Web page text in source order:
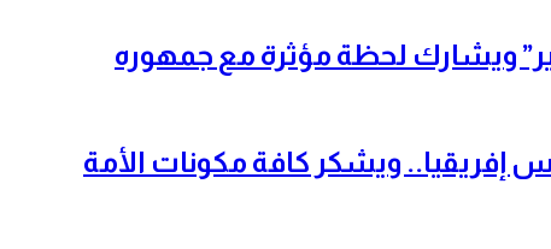
ويشارك لحظة مؤثرة مع جمهوره
ويشكر كافة مكونات الأمة